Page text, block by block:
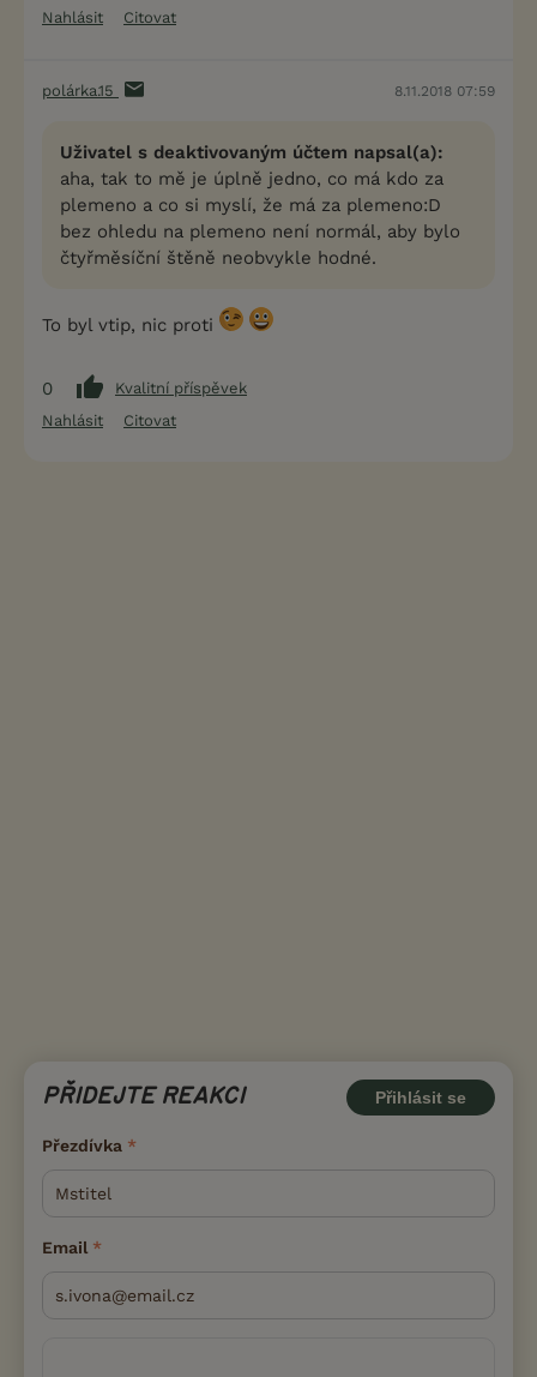
Nahlásit Citovat
polárka.15 8.11.2018 07:59
Uživatel s deaktivovaným účtem napsal(a):
aha, tak to mě je úplně jedno, co má kdo za
plemeno a co si myslí, že má za plemeno:D
bez ohledu na plemeno není normál, aby bylo
čtyřměsíční štěně neobvykle hodné.
To byl vtip, nic proti
0
Kvalitní příspěvek
Nahlásit
Citovat
PŘIDEJTE REAKCI Přihlásit se
Přezdívka
Email